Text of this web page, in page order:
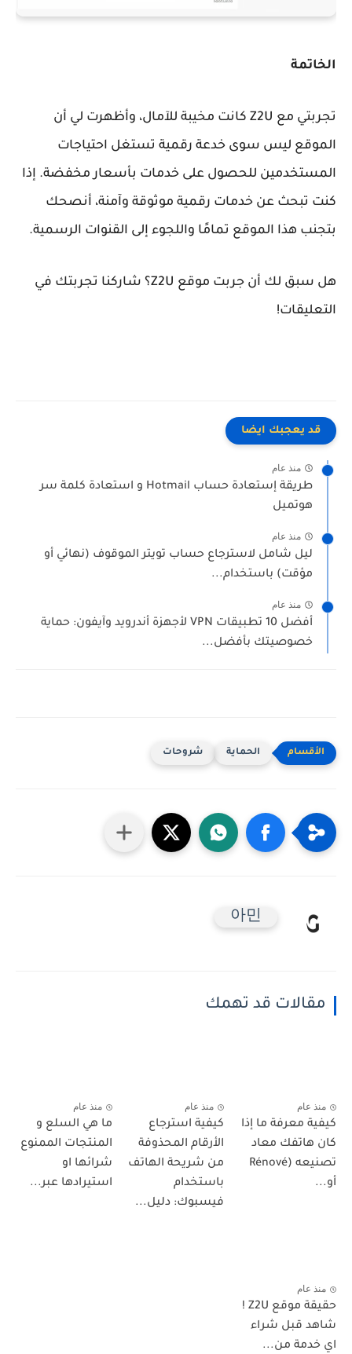
الخاتمة
تجربتي مع Z2U كانت مخيبة للآمال، وأظهرت لي أن
الموقع ليس سوى خدعة رقمية تستغل احتياجات
المستخدمين للحصول على خدمات بأسعار مخفضة. إذا
كنت تبحث عن خدمات رقمية موثوقة وآمنة، أنصحك
بتجنب هذا الموقع تمامًا واللجوء إلى القنوات الرسمية.
هل سبق لك أن جربت موقع Z2U؟ شاركنا تجربتك في
التعليقات!
قد يعجبك ايضا
منذ عام
طريقة إستعادة حساب Hotmail و استعادة كلمة سر
هوتميل
منذ عام
ليل شامل لاسترجاع حساب تويتر الموقوف (نهائي أو
مؤقت) باستخدام...
منذ عام
أفضل 10 تطبيقات VPN لأجهزة أندرويد وآيفون: حماية
خصوصيتك بأفضل...
الحماية شروحات
아민
مقالات قد تهمك
منذ عام
كيفية معرفة ما إذا
كان هاتفك معاد
تصنيعه (Rénové
أو...
منذ عام
كيفية استرجاع
الأرقام المحذوفة
من شريحة الهاتف
باستخدام
فيسبوك: دليل...
منذ عام
ما هي السلع و
المنتجات الممنوع
شرائها او
استيرادها عبر...
منذ عام
حقيقة موقع Z2U !
شاهد قبل شراء
اي خدمة من...